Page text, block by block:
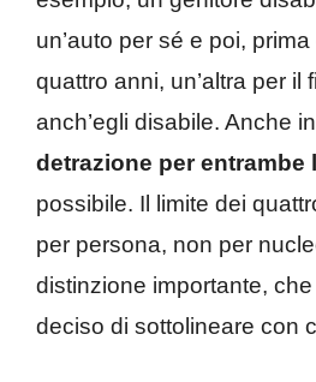
un’auto per sé e poi,
quattro anni, un’altra per il
anch’egli disabile. Anche
detrazione per entrambe
possibile. Il limite dei
per persona, non per
distinzione importante, che
deciso di sottolineare con